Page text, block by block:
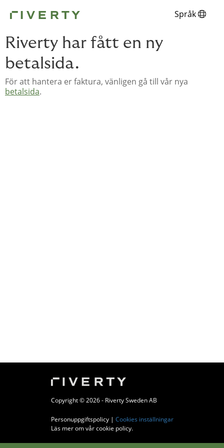
Språk
Riverty har fått en ny
betalsida.
För att hantera er faktura, vänligen gå till vår nya
betalsida.
Copyright © 2026 - Riverty Sweden AB
Personuppgiftspolicy | Cookies inställningar
Läs mer om vår cookie policy.